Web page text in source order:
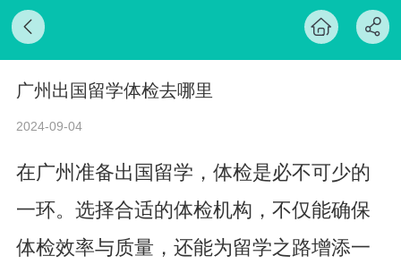
广州出国留学体检去哪里
2024-09-04
在广州准备出国留学，体检是必不可少的
一环。选择合适的体检机构，不仅能确保
体检效率与质量，还能为留学之路增添一